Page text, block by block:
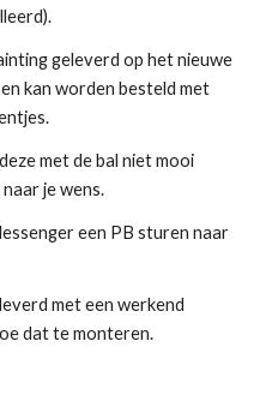
geleverd op het nieuwe
kan worden besteld met
met de bal niet mooi
je wens.
een PB sturen naar
met een werkend
dat te monteren.